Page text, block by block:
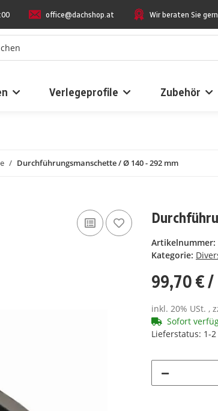
office@dachshop.at Wir beraten Sie
Verlegeprofile Zubehör
Durchführungsmanschette / Ø 140 - 292 mm
Artikelnummer:
Kategorie:
99,70 €/
inkl. 20% USt. ,
Sofort
Lieferstatus: 1-